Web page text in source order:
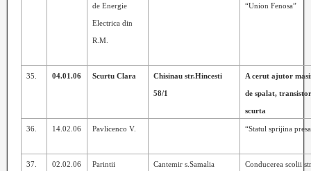
de Energie
Electrica din
R.M.
“Union Fenosa”
35. 04.01.06 Scurtu Clara Chisinau str.Hincesti
58/1
A cerut ajutor
de spalat,
scurta
36. 14.02.06 Pavlicenco V. “Statul sprijina
37. 02.02.06 Parintii Cantemir s.Samalia Conducerea scolii